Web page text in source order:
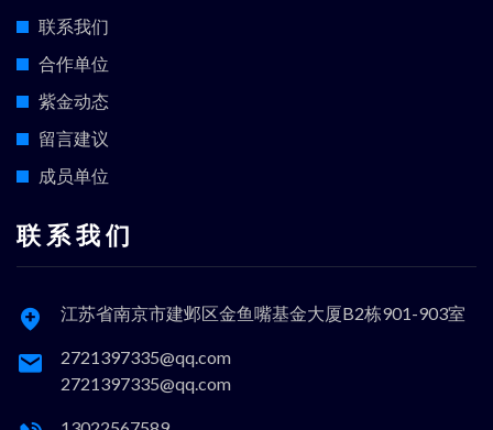
联系我们
合作单位
紫金动态
留言建议
成员单位
联 系 我 们
江苏省南京市建邺区金鱼嘴基金大厦B2栋901-903室
2721397335@qq.com
2721397335@qq.com